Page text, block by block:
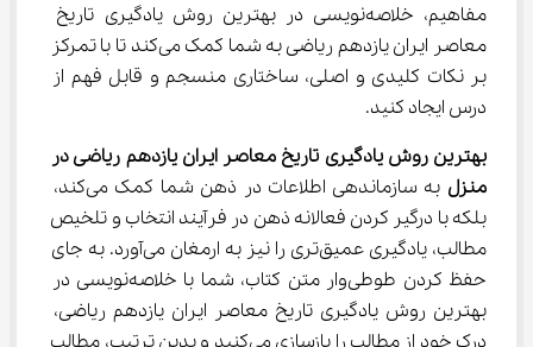
مفاهیم، خلاصه‌نویسی در بهترین روش یادگیری تاریخ
معاصر ایران یازدهم ریاضی به شما کمک می‌کند تا با تمرکز
بر نکات کلیدی و اصلی، ساختاری منسجم و قابل فهم از
درس ایجاد کنید.
بهترین روش یادگیری تاریخ معاصر ایران یازدهم ریاضی در
منزل
به سازماندهی اطلاعات در ذهن شما کمک می‌کند،
بلکه با درگیر کردن فعالانه ذهن در فرآیند انتخاب و تلخیص
مطالب، یادگیری عمیق‌تری را نیز به ارمغان می‌آورد. به جای
حفظ کردن طوطی‌وار متن کتاب، شما با خلاصه‌نویسی در
بهترین روش یادگیری تاریخ معاصر ایران یازدهم ریاضی،